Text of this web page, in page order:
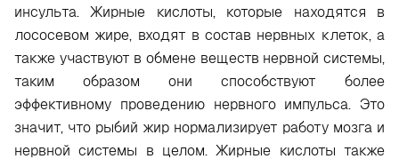
инсульта. Жирные кислоты, которые находятся в
лососевом жире, входят в состав нервных клеток, а
также участвуют в обмене веществ нервной системы,
таким образом они способствуют более
эффективному проведению нервного импульса. Это
значит, что рыбий жир нормализирует работу мозга и
нервной системы в целом. Жирные кислоты также